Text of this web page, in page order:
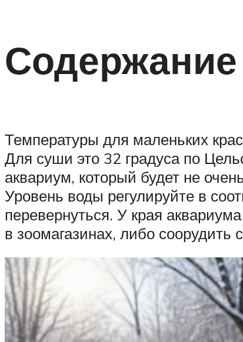
Температуры для маленьких
Для суши это 32 градуса по
аквариум, который будет не
Уровень воды регулируйте в
перевернуться. У края
в зоомагазинах, либо соорудить